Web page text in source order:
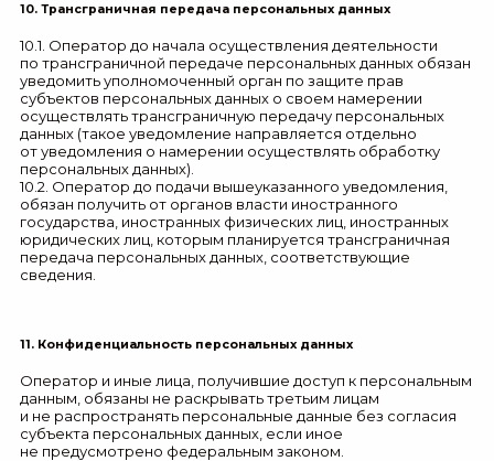
10. Трансграничная передача персональных данных
10.1. Оператор до начала осуществления деятельности
по трансграничной передаче персональных данных обязан
уведомить уполномоченный орган по защите прав
субъектов персональных данных о своем намерении
осуществлять трансграничную передачу персональных
данных (такое уведомление направляется отдельно
от уведомления о намерении осуществлять обработку
персональных данных).
10.2. Оператор до подачи вышеуказанного уведомления,
обязан получить от органов власти иностранного
государства, иностранных физических лиц, иностранных
юридических лиц, которым планируется трансграничная
передача персональных данных, соответствующие
сведения.
11. Конфиденциальность персональных данных
Оператор и иные лица, получившие доступ к персональным
данным, обязаны не раскрывать третьим лицам
и не распространять персональные данные без согласия
субъекта персональных данных, если иное
не предусмотрено федеральным законом.